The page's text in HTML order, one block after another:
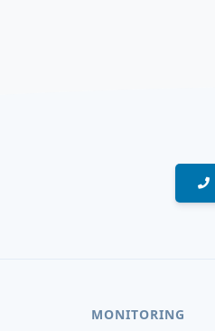
MONITORING